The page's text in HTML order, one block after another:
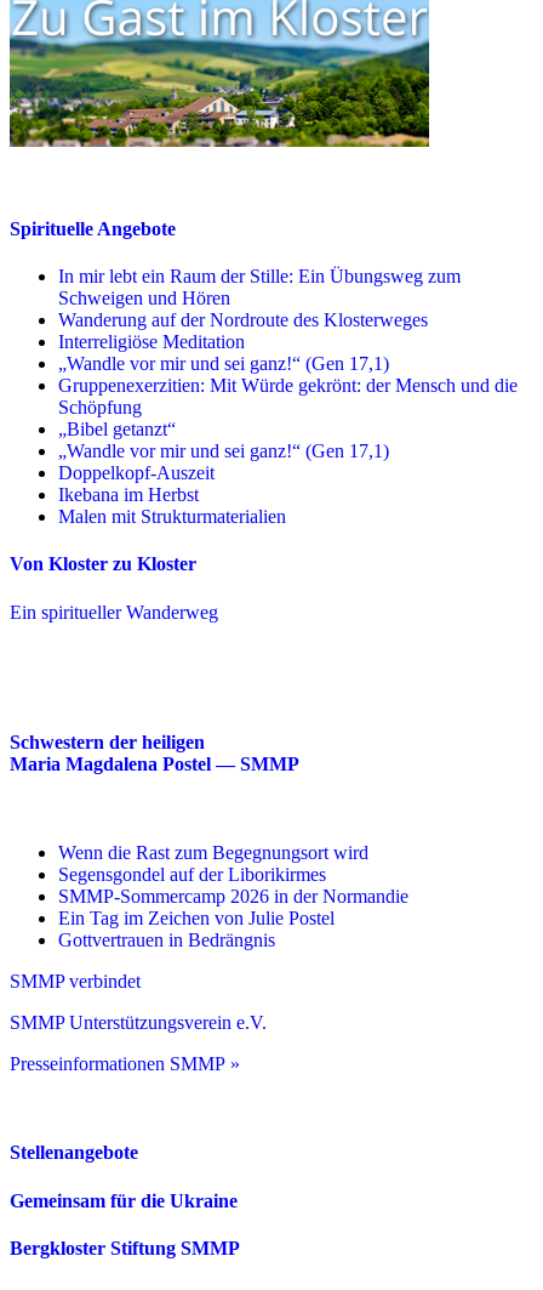
Spirituelle Angebote
In mir lebt ein Raum der Stille: Ein Übungsweg zum
Schweigen und Hören
Wanderung auf der Nordroute des Klosterweges
Interreligiöse Meditation
„Wandle vor mir und sei ganz!“ (Gen 17,1)
Gruppenexerzitien: Mit Würde gekrönt: der Mensch und die
Schöpfung
„Bibel getanzt“
„Wandle vor mir und sei ganz!“ (Gen 17,1)
Doppelkopf-Auszeit
Ikebana im Herbst
Malen mit Strukturmaterialien
Von Kloster zu Kloster
Ein spiritueller Wanderweg
Schwestern der heiligen
Maria Magdalena Postel — SMMP
Wenn die Rast zum Begegnungsort wird
Segensgondel auf der Liborikirmes
SMMP-Sommercamp 2026 in der Normandie
Ein Tag im Zeichen von Julie Postel
Gottvertrauen in Bedrängnis
SMMP verbindet
SMMP Unterstützungsverein e.V.
Presseinformationen SMMP »
Stellenangebote
Gemeinsam für die Ukraine
Bergkloster Stiftung SMMP